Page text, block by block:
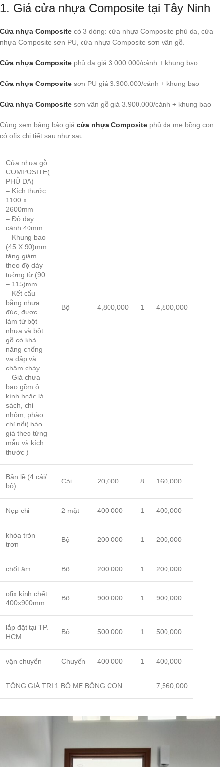
1. Giá cửa nhựa Composite tại Tây Ninh
Cửa nhựa Composite có 3 dòng: cửa nhựa Composite phủ da, cửa
nhựa Composite sơn PU, cửa nhựa Composite sơn vân gỗ.
Cửa nhựa Composite phủ da giá 3.000.000/cánh + khung bao
Cửa nhựa Composite sơn PU giá 3.300.000/cánh + khung bao
Cửa nhựa Composite sơn vân gỗ giá 3.900.000/cánh + khung bao
Cùng xem bảng báo giá cửa nhựa Composite phủ da mẹ bồng con
có ofix chi tiết sau như sau:
Cửa nhựa gỗ
COMPOSITE(
PHỦ DA)
– Kích thước :
1100 x
2600mm
– Độ dày
cánh 40mm
– Khung bao
(45 X 90)mm
tăng giảm
theo độ dày
tường từ (90
– 115)mm
– Kết cấu
bằng nhựa
đúc, được
làm từ bột
nhựa và bột
gỗ có khả
năng chống
va đập và
chậm cháy
– Giá chưa
bao gồm ô
kính hoặc lá
sách, chỉ
nhôm, phào
chỉ nổi( báo
giá theo từng
mẫu và kích
thước )
Bộ 4,800,000 1 4,800,000
Bản lề (4 cái/
bộ)
Cái 20,000 8 160,000
Nẹp chỉ 2 mặt 400,000 1 400,000
khóa tròn
trơn
Bộ 200,000 1 200,000
chốt âm Bộ 200,000 1 200,000
ofix kính chết
400x900mm
Bộ 900,000 1 900,000
lắp đặt tại TP.
HCM
Bộ 500,000 1 500,000
vận chuyển Chuyến 400,000 1 400,000
TỔNG GIÁ TRỊ 1 BỘ MẸ BỒNG CON 7,560,000